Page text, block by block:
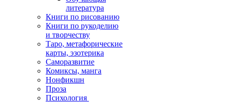
литература
Книги по рисованию
Книги по рукоделию
и творчеству
Таро, метафорические
карты, эзотерика
Саморазвитие
Комиксы, манга
Нонфикшн
Проза
Психология